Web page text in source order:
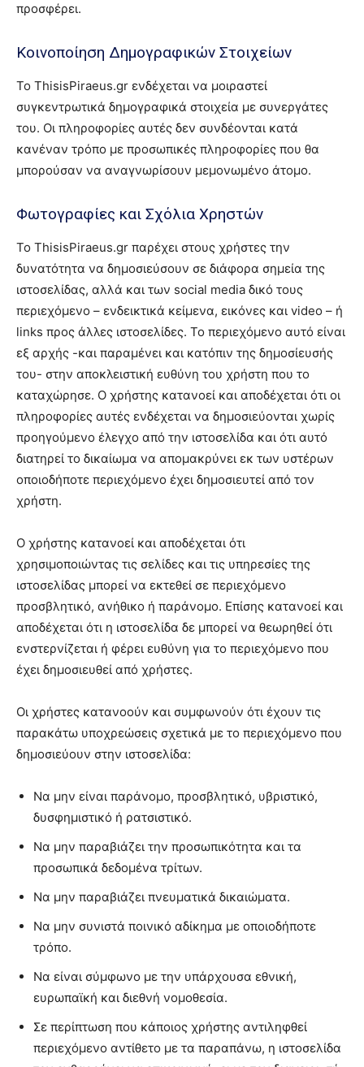
προσφέρει.
Κοινοποίηση Δημογραφικών Στοιχείων
Το ThisisPiraeus.gr ενδέχεται να μοιραστεί
συγκεντρωτικά δημογραφικά στοιχεία με συνεργάτες
του. Οι πληροφορίες αυτές δεν συνδέονται κατά
κανέναν τρόπο με προσωπικές πληροφορίες που θα
μπορούσαν να αναγνωρίσουν μεμονωμένο άτομο.
Φωτογραφίες και Σχόλια Χρηστών
Το ThisisPiraeus.gr παρέχει στους χρήστες την
δυνατότητα να δημοσιεύσουν σε διάφορα σημεία της
ιστοσελίδας, αλλά και των social media δικό τους
περιεχόμενο – ενδεικτικά κείμενα, εικόνες και video – ή
links προς άλλες ιστοσελίδες. Το περιεχόμενο αυτό είναι
εξ αρχής -και παραμένει και κατόπιν της δημοσίευσής
του- στην αποκλειστική ευθύνη του χρήστη που το
καταχώρησε. Ο χρήστης κατανοεί και αποδέχεται ότι οι
πληροφορίες αυτές ενδέχεται να δημοσιεύονται χωρίς
προηγούμενο έλεγχο από την ιστοσελίδα και ότι αυτό
διατηρεί το δικαίωμα να απομακρύνει εκ των υστέρων
οποιοδήποτε περιεχόμενο έχει δημοσιευτεί από τον
χρήστη.
Ο χρήστης κατανοεί και αποδέχεται ότι
χρησιμοποιώντας τις σελίδες και τις υπηρεσίες της
ιστοσελίδας μπορεί να εκτεθεί σε περιεχόμενο
προσβλητικό, ανήθικο ή παράνομο. Επίσης κατανοεί και
αποδέχεται ότι η ιστοσελίδα δε μπορεί να θεωρηθεί ότι
ενστερνίζεται ή φέρει ευθύνη για το περιεχόμενο που
έχει δημοσιευθεί από χρήστες.
Οι χρήστες κατανοούν και συμφωνούν ότι έχουν τις
παρακάτω υποχρεώσεις σχετικά με το περιεχόμενο που
δημοσιεύουν στην ιστοσελίδα:
Να μην είναι παράνομο, προσβλητικό, υβριστικό,
δυσφημιστικό ή ρατσιστικό.
Να μην παραβιάζει την προσωπικότητα και τα
προσωπικά δεδομένα τρίτων.
Να μην παραβιάζει πνευματικά δικαιώματα.
Να μην συνιστά ποινικό αδίκημα με οποιοδήποτε
τρόπο.
Να είναι σύμφωνο με την υπάρχουσα εθνική,
ευρωπαϊκή και διεθνή νομοθεσία.
Σε περίπτωση που κάποιος χρήστης αντιληφθεί
περιεχόμενο αντίθετο με τα παραπάνω, η ιστοσελίδα